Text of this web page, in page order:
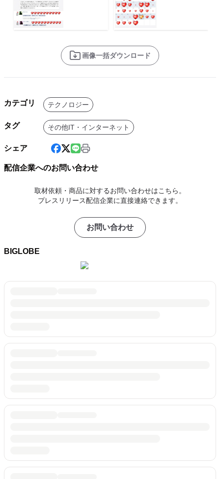
画像一括ダウンロード
カテゴリ テクノロジー
タグ その他IT・インターネット
シェア
配信企業へのお問い合わせ
取材依頼・商品に対するお問い合わせはこちら。
プレスリリース配信企業に直接連絡できます。
お問い合わせ
BIGLOBE